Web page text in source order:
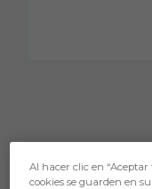
Al hacer clic en “Aceptar
cookies se guarden en